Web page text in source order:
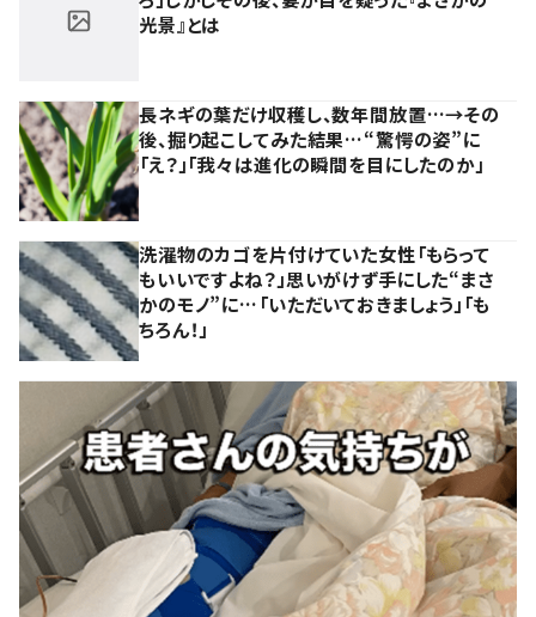
光景』とは
長ネギの葉だけ収穫し、数年間放置…→その
後、掘り起こしてみた結果…“驚愕の姿”に
「え？」「我々は進化の瞬間を目にしたのか」
洗濯物のカゴを片付けていた女性「もらって
もいいですよね？」思いがけず手にした“まさ
かのモノ”に…「いただいておきましょう」「も
ちろん！」